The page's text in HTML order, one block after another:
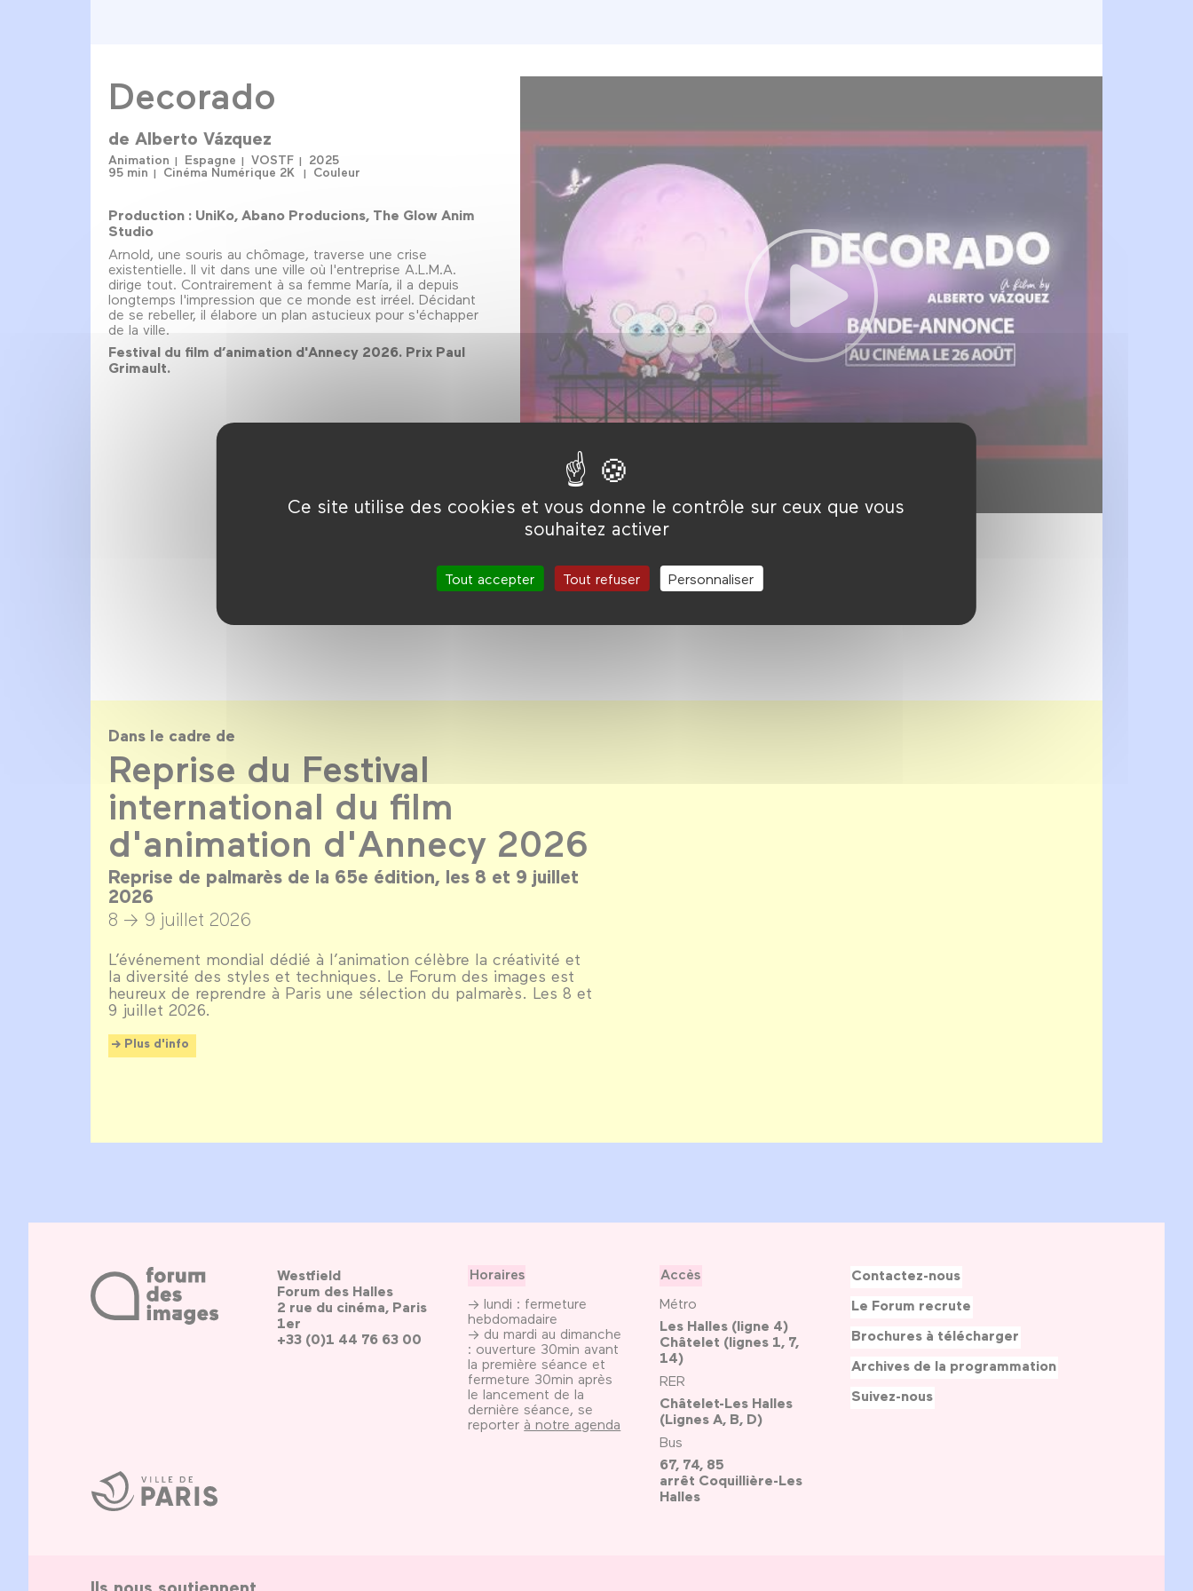
Ce site utilise des cookies et vous donne le contrôle sur ceux que vous
souhaitez activer
Tout accepter Tout refuser Personnaliser
Decorado
de Alberto Vázquez
Animation Espagne VOSTF
2025
95 min
Cinéma Numérique 2K Couleur
Production : UniKo, Abano Producions, The Glow Anim
Studio
Arnold, une souris au chômage, traverse une crise
existentielle. Il vit dans une ville où l'entreprise A.L.M.A.
dirige tout. Contrairement à sa femme María, il a depuis
longtemps l'impression que ce monde est irréel. Décidant
de se rebeller, il élabore un plan astucieux pour s'échapper
de la ville.
Festival du film d’animation d'Annecy 2026. Prix Paul
Grimault.
Dans le cadre de
Reprise du Festival
international du film
d'animation d'Annecy 2026
Reprise de palmarès de la 65e édition, les 8 et 9 juillet
2026
8 → 9 juillet 2026
L’événement mondial dédié à l’animation célèbre la créativité et
la diversité des styles et techniques. Le Forum des images est
heureux de reprendre à Paris une sélection du palmarès. Les 8 et
9 juillet 2026.
Plus d'info
Ville
de
Paris
Westfield
Forum des Halles
2 rue du cinéma, Paris
1er
+33 (0)1 44 76 63 00
Horaires
→ lundi : fermeture
hebdomadaire
→ du mardi au dimanche
: ouverture 30min avant
la première séance et
fermeture 30min après
le lancement de la
dernière séance, se
reporter à notre agenda
Accès
Métro
Les Halles (ligne 4)
Châtelet (lignes 1, 7,
14)
RER
Châtelet-Les Halles
(Lignes A, B, D)
Bus
67, 74, 85
arrêt Coquillière-Les
Halles
Contactez-nous
Le Forum recrute
Brochures à télécharger
Archives de la programmation
Suivez-nous
Ils nous soutiennent